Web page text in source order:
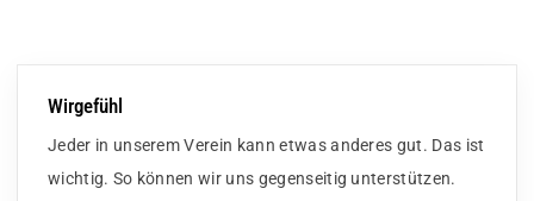
Wirgefühl
Jeder in unserem Verein kann etwas anderes gut. Das ist
wichtig. So können wir uns gegenseitig unterstützen.